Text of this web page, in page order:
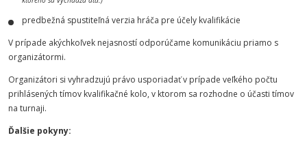
predbežná spustiteľná verzia hráča pre účely kvalifikácie
V prípade akýchkoľvek nejasností odporúčame komunikáciu priamo s
organizátormi.
Organizátori si vyhradzujú právo usporiadať v prípade veľkého počtu
prihlásených tímov kvalifikačné kolo, v ktorom sa rozhodne o účasti tímov
na turnaji.
Ďalšie pokyny: